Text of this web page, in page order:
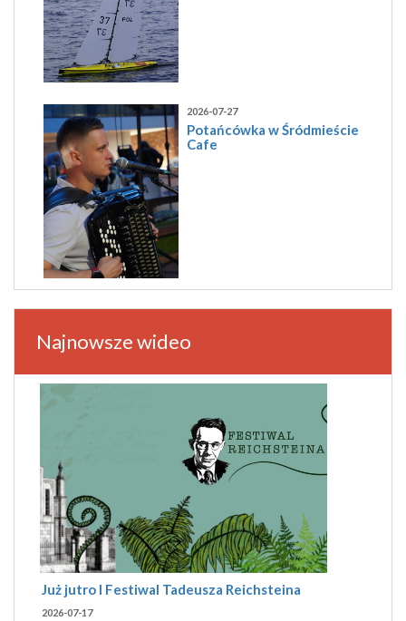
2026-07-27
Potańcówka w Śródmieście
Cafe
Najnowsze wideo
Już jutro I Festiwal Tadeusza Reichsteina
2026-07-17